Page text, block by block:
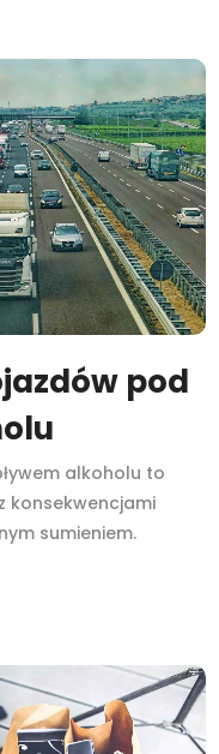
pod
alkoholu to
konsekwencjami
sumieniem.